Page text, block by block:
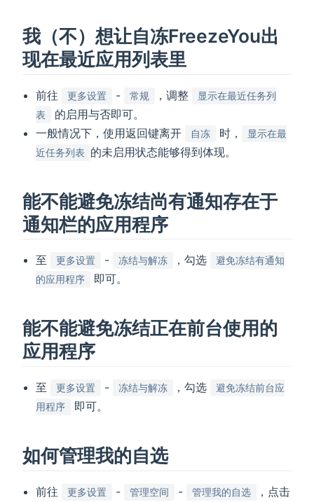
我（不）想让自冻FreezeYou出
现在最近应用列表里
前往 更多设置 - 常规 ，调整
显示在最近任务列
表
的启用与否即可。
一般情况下，使用返回键离开
自冻 时，
显示在最
近任务列表
的未启用状态能够得到体现。
能不能避免冻结尚有通知存在于
通知栏的应用程序
至 更多设置 - 冻结与解冻 ，勾选
避免冻结有通知
的应用程序
即可。
能不能避免冻结正在前台使用的
应用程序
至 更多设置 - 冻结与解冻 ，勾选
避免冻结前台应
用程序
即可。
如何管理我的自选
前往 更多设置 - 管理空间 - 管理我的自选
，点击